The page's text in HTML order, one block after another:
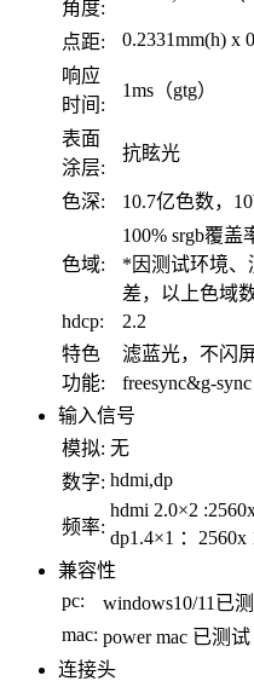
角度:
点距:
0.2331mm(h) x
响应
时间:
1ms（gtg）
表面
涂层:
抗眩光
色深: 10.7亿色数，
色域:
100% srgb覆盖
*因测试环境、
差，以上色域
hdcp:
2.2
特色
功能:
滤蓝光，不闪
freesync&g-
输入信号
模拟: 无
数字: hdmi,dp
频率:
hdmi 2.0×2
dp1.4×1 ：2560x
兼容性
pc:
windows10/11已
mac: power mac 已测试
连接头